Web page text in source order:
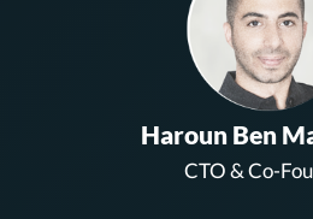
Haroun Ben
CTO & Co-